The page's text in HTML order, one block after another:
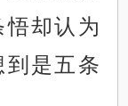
却认为
是五条